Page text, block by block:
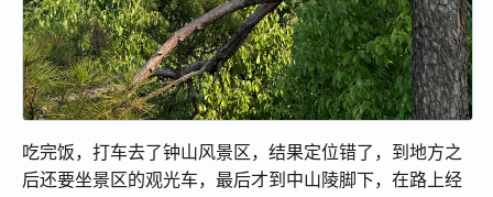
吃完饭，打车去了钟山风景区，结果定位错了，到地方之
后还要坐景区的观光车，最后才到中山陵脚下，在路上经